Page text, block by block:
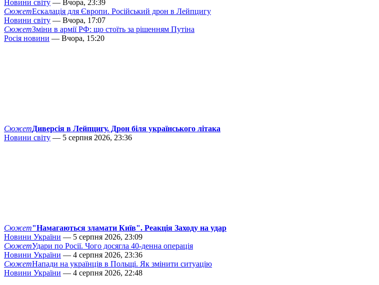
Новини світу — Вчора, 23:39
СюжетЕскалація для Європи. Російський дрон в Лейпцигу
Новини світу — Вчора, 17:07
СюжетЗміни в армії РФ: що стоїть за рішенням Путіна
Росія новини — Вчора, 15:20
СюжетДиверсія в Лейпцигу. Дрон біля українського літака
Новини світу — 5 серпня 2026, 23:36
Сюжет"Намагаються зламати Київ". Реакція Заходу на удар
Новини України — 5 серпня 2026, 23:09
СюжетУдари по Росії. Чого досягла 40-денна операція
Новини України — 4 серпня 2026, 23:36
СюжетНапади на українців в Польщі. Як змінити ситуацію
Новини України — 4 серпня 2026, 22:48